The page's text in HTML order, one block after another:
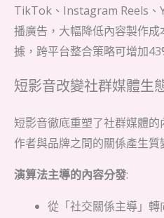
TikTok、Instagram Reels
播廣告，大幅降低內容製作
據，跨平台整合策略可增加
短影音改變社群媒體生
短影音徹底重塑了社群媒體
作者與品牌之間的關係產生質
演算法主導的內容分發:
從「社交關係主導」